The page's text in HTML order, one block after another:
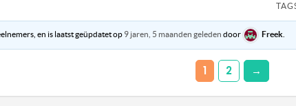
en is laatst geüpdatet op 9 jaren, 5 maanden geleden door Freek
1 2 →